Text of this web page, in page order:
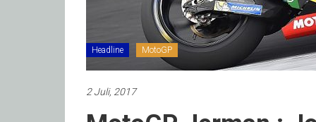
Headline MotoGP
2 Juli, 2017